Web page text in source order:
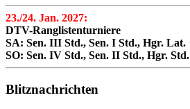
23./24. Jan. 2027:
DTV-Ranglistenturniere
SA: Sen. III Std., Sen. I Std., Hgr. Lat.
SO: Sen. IV Std., Sen. II Std., Hgr. Std.
Blitznachrichten